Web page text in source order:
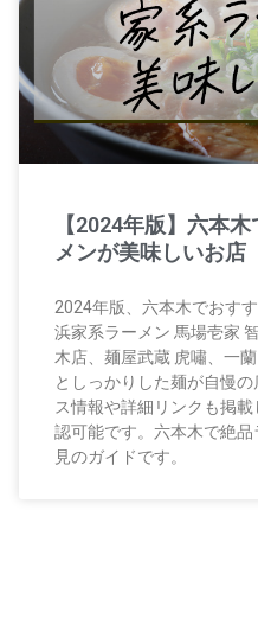
【2024年版】六本
メンが美味しいお店
2024年版、六本木でおす
浜家系ラーメン 馬場壱家
木店、麺屋武蔵 虎嘯、一
としっかりした麺が自慢
ス情報や詳細リンクも掲
認可能です。六本木で絶
見のガイドです。